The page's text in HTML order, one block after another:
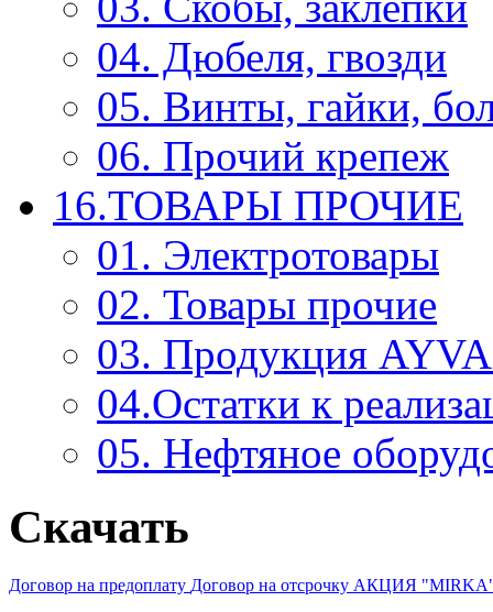
04. Дюбеля, гвозди
05. Винты, гайки,
06. Прочий крепеж
16.ТОВАРЫ ПРОЧИЕ
01. Электротовары
02. Товары прочие
03. Продукция
04.Остатки к
05. Нефтяное
Скачать
Договор на предоплату Договор на отсрочку АКЦИЯ